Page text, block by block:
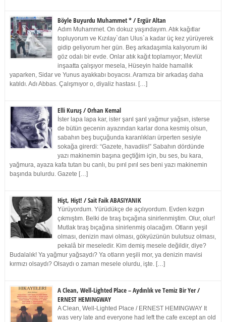
Böyle Buyurdu Muhammet * / Ergür Altan
Adım Muhammet. On dokuz yaşındayım. Atık kağıtlar
topluyorum ve Kızılay`dan Ulus`a kadar üç kez yürüyerek
gidip geliyorum her gün. Beş arkadaşımla kalıyorum iki
göz odalı bir evde. Onlar atık kağıt toplamıyor; Mevlüt
inşaatta çalışıyor mesela, Hüseyin halde hamallık
yaparken, Sidar ve Yunus ayakkabı boyacısı. Aramıza bir arkadaş daha
katıldı. Adı Abbas. Çalışmıyor o, diyaliz hastası. […]
Elli Kuruş / Orhan Kemal
İster lapa lapa kar, ister şarıl şarıl yağmur yağsın, isterse
de bütün gecenin ayazından karlar dona kesmiş olsun,
sabahın beş buçuğunda karanlıkları ürperten sesiyle
sokağa girerdi: “Gazete, havadiis!” Sabahın dördünde
yazı makinemin başına geçtiğim için, bu ses, bu kara,
yağmura, ayaza kafa tutan bu canlı, bu pırıl pırıl ses beni yazı makinemin
başında bulurdu. Gazete […]
Hişt, Hişt! / Sait Faik ABASIYANIK
Yürüyordum. Yürüdükçe de açılıyordum. Evden kızgın
çıkmıştım. Belki de tıraş bıçağına sinirlenmiştim. Olur, olur!
Mutlak tıraş bıçağına sinirlenmiş olacağım. Otların yeşil
olması, denizin mavi olması, gökyüzünün bulutsuz olması,
pekalâ bir meseledir. Kim demiş mesele değildir, diye?
Budalalık! Ya yağmur yağsaydı? Ya otların yeşili mor, ya denizin mavisi
kırmızı olsaydı? Olsaydı o zaman mesele olurdu, işte. […]
A Clean, Well-Lighted Place – Aydınlık ve Temiz Bir Yer /
ERNEST HEMINGWAY
A Clean, Well-Lighted Place / ERNEST HEMINGWAY It
was very late and everyone had left the cafe except an old